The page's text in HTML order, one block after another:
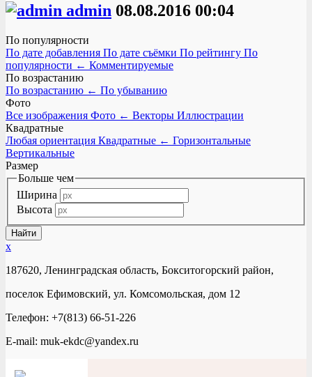
admin 08.08.2016 00:04
По популярности
По дате добавления По дате съёмки По рейтингу По
популярности ← Комментируемые
По возрастанию
По возрастанию ← По убыванию
Фото
Все изображения Фото ← Векторы Иллюстрации
Квадратные
Любая ориентация Квадратные ← Горизонтальные
Вертикальные
Размер
Больше чем
Ширина
Высота
x
187620, Ленинградская область, Бокситогорский район,
поселок Ефимовский, ул. Комсомольская, дом 12
Телефон: +7(813) 66-51-226
E-mail: muk-ekdc@yandex.ru